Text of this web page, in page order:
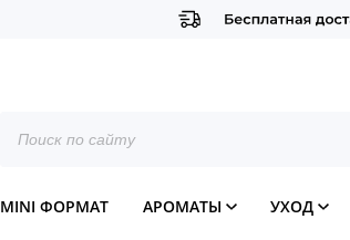
товаров
MINI ФОРМАТ АРОМАТЫ УХОД